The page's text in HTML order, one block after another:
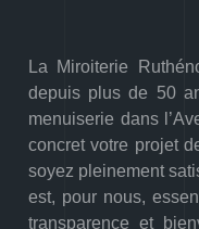
La Miroiterie
depuis plus de 50
menuiserie dans
concret votre projet
soyez pleinement
est, pour nous,
transparence et